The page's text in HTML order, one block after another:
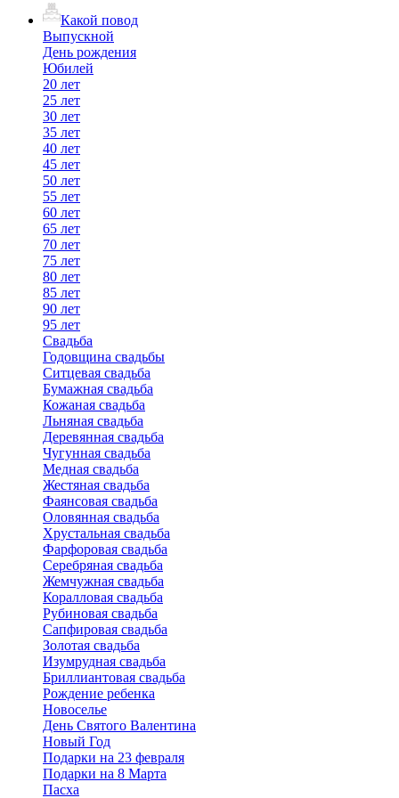
Какой повод
Выпускной
День рождения
Юбилей
20 лет
25 лет
30 лет
35 лет
40 лет
45 лет
50 лет
55 лет
60 лет
65 лет
70 лет
75 лет
80 лет
85 лет
90 лет
95 лет
Свадьба
Годовщина свадьбы
Ситцевая свадьба
Бумажная свадьба
Кожаная свадьба
Льняная свадьба
Деревянная свадьба
Чугунная свадьба
Медная свадьба
Жестяная свадьба
Фаянсовая свадьба
Оловянная свадьба
Хрустальная свадьба
Фарфоровая свадьба
Серебряная свадьба
Жемчужная свадьба
Коралловая свадьба
Рубиновая свадьба
Сапфировая свадьба
Золотая свадьба
Изумрудная свадьба
Бриллиантовая свадьба
Рождение ребенка
Новоселье
День Святого Валентина
Новый Год
Подарки на 23 февраля
Подарки на 8 Марта
Пасха